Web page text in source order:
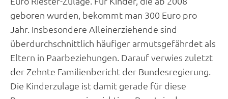
geboren wurden, bekommt man 300 Euro pro
Jahr. Insbesondere Alleinerziehende sind
überdurchschnittlich häufiger armutsgefährdet als
Eltern in Paarbeziehungen. Darauf verwies zuletzt
der Zehnte Familienbericht der Bundesregierung.
Die Kinderzulage ist damit gerade für diese